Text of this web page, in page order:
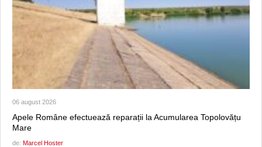
06 august 2026
Apele Române efectuează reparații la Acumularea Topolovățu
Mare
de: Marcel Hoster